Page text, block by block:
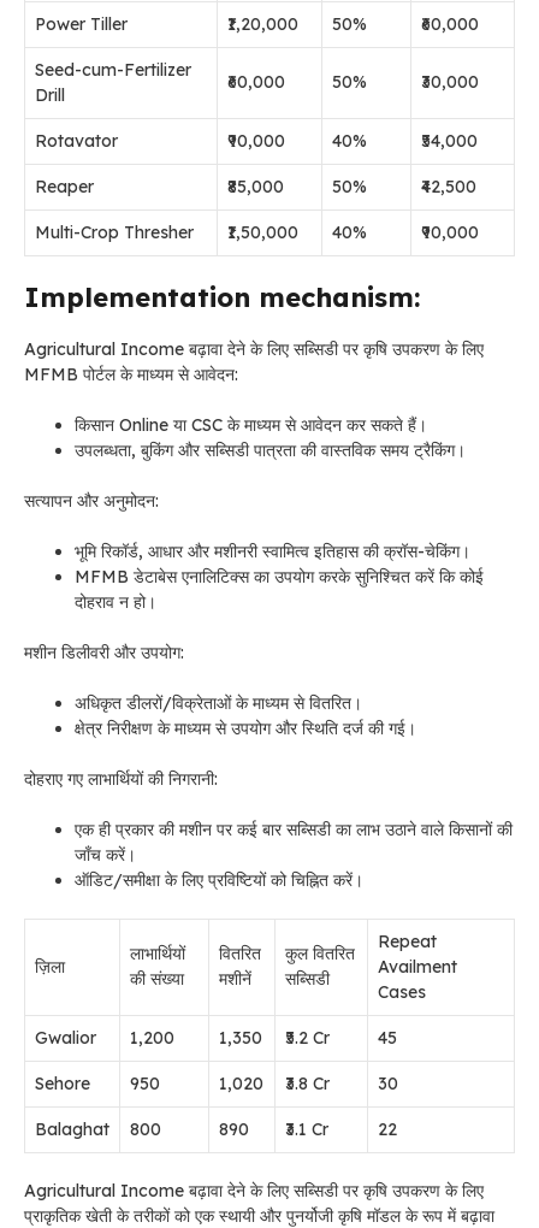
Power Tiller ₹1,20,000 50% ₹60,000
Seed-cum-Fertilizer
Drill
₹60,000 50% ₹30,000
Rotavator ₹90,000 40% ₹54,000
Reaper ₹85,000 50% ₹42,500
Multi-Crop Thresher ₹1,50,000 40% ₹90,000
Implementation mechanism:
Agricultural Income बढ़ावा देने के लिए सब्सिडी पर कृषि उपकरण के लिए
MFMB पोर्टल के माध्यम से आवेदन:
किसान Online या CSC के माध्यम से आवेदन कर सकते हैं।
उपलब्धता, बुकिंग और सब्सिडी पात्रता की वास्तविक समय ट्रैकिंग।
सत्यापन और अनुमोदन:
भूमि रिकॉर्ड, आधार और मशीनरी स्वामित्व इतिहास की क्रॉस-चेकिंग।
MFMB डेटाबेस एनालिटिक्स का उपयोग करके सुनिश्चित करें कि कोई
दोहराव न हो।
मशीन डिलीवरी और उपयोग:
अधिकृत डीलरों/विक्रेताओं के माध्यम से वितरित।
क्षेत्र निरीक्षण के माध्यम से उपयोग और स्थिति दर्ज की गई।
दोहराए गए लाभार्थियों की निगरानी:
एक ही प्रकार की मशीन पर कई बार सब्सिडी का लाभ उठाने वाले किसानों की
जाँच करें।
ऑडिट/समीक्षा के लिए प्रविष्टियों को चिह्नित करें।
ज़िला
लाभार्थियों
की संख्या
वितरित
मशीनें
कुल वितरित
सब्सिडी
Repeat
Availment
Cases
Gwalior 1,200 1,350 ₹5.2 Cr 45
Sehore 950 1,020 ₹3.8 Cr 30
Balaghat 800 890 ₹3.1 Cr 22
Agricultural Income बढ़ावा देने के लिए सब्सिडी पर कृषि उपकरण के लिए
प्राकृतिक खेती के तरीकों को एक स्थायी और पुनर्योजी कृषि मॉडल के रूप में बढ़ावा